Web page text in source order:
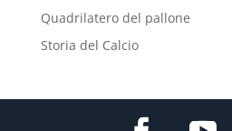
Quadrilatero del pallone
Storia del Calcio